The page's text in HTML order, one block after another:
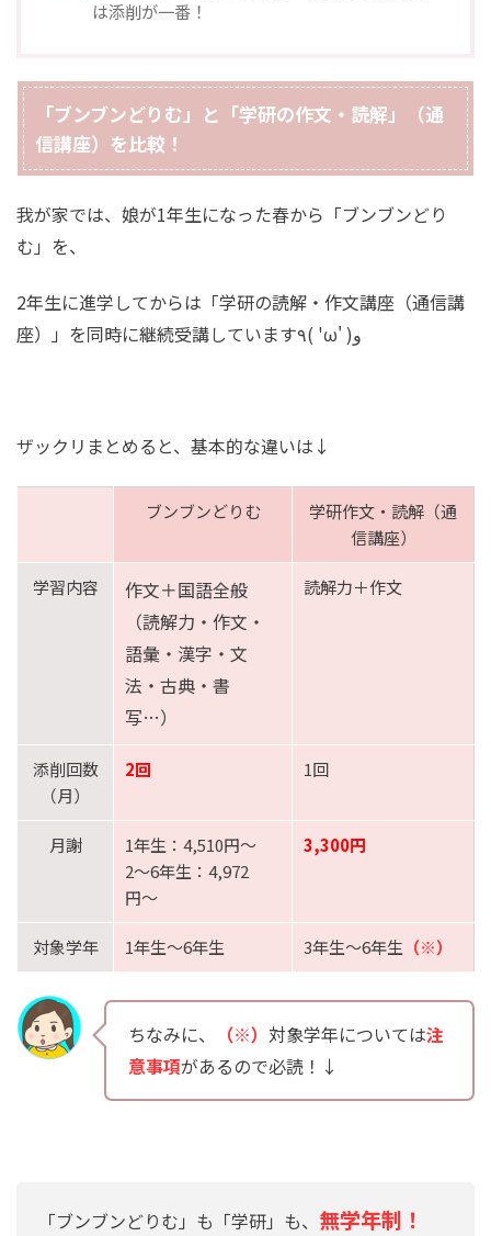
は添削が一番！
「ブンブンどりむ」と「学研の作文・読解」（通
信講座）を比較！
我が家では、娘が1年生になった春から「ブンブンどり
む」を、
2年生に進学してからは「学研の読解・作文講座（通信講
座）」を同時に継続受講しています٩( 'ω' )و
ザックリまとめると、基本的な違いは↓
ブンブンどりむ
学研作文・読解（通
信講座）
学習内容
作文＋国語全般
（読解力・作文・
語彙・漢字・文
法・古典・書
写…）
読解力＋作文
添削回数
（月）
2回 1回
月謝
1年生：4,510円〜
2〜6年生：4,972
円〜
3,300円
対象学年 1年生〜6年生 3年生〜6年生 （※）
ちなみに、 （※） 対象学年については注
意事項があるので必読！↓
「ブンブンどりむ」も「学研」も、 無学年制！